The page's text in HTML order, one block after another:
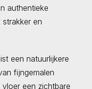
authentieke
en
een natuurlijkere
fijngemalen
een zichtbare